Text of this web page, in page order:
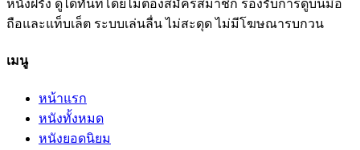
หนังฝรั่ง ดูได้ทันทีโดยไม่ต้องสมัครสมาชิก รองรับการดูบนมือ
ถือและแท็บเล็ต ระบบเล่นลื่น ไม่สะดุด ไม่มีโฆษณารบกวน
เมนู
หน้าแรก
หนังทั้งหมด
หนังยอดนิยม